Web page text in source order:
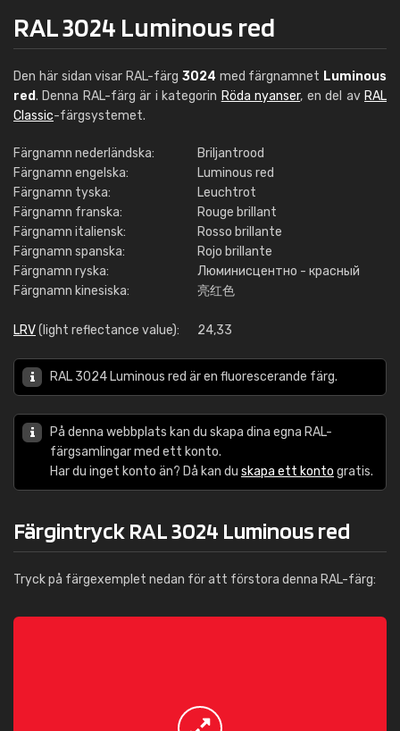
RAL 3024 Luminous red
Den här sidan visar RAL-färg 3024 med färgnamnet Luminous
red. Denna RAL-färg är i kategorin Röda nyanser, en del av RAL
Classic-färgsystemet.
Färgnamn nederländska:
Briljantrood
Färgnamn engelska:
Luminous red
Färgnamn tyska:
Leuchtrot
Färgnamn franska:
Rouge brillant
Färgnamn italiensk:
Rosso brillante
Färgnamn spanska:
Rojo brillante
Färgnamn ryska:
Люминисцентно - красный
Färgnamn kinesiska:
亮红色
LRV(light reflectance value): 24,33
RAL 3024 Luminous red är en fluorescerande färg.
På denna webbplats kan du skapa dina egna RAL-
färgsamlingar med ett konto.
Har du inget konto än? Då kan du skapa ett konto gratis.
Färgintryck RAL 3024 Luminous red
Tryck på färgexemplet nedan för att förstora denna RAL-färg: